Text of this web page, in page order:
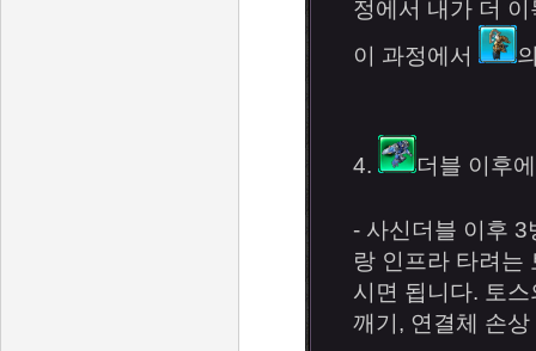
정에서 내가 더
이 과정에서
4. 더블 이후
- 사신더블 이후 3
랑 인프라 타려는
시면 됩니다. 토
깨기, 연결체 손